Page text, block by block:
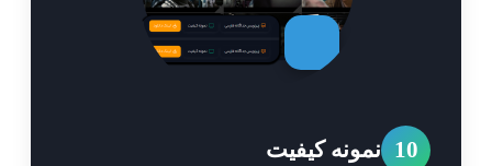
نمونه کیفیت